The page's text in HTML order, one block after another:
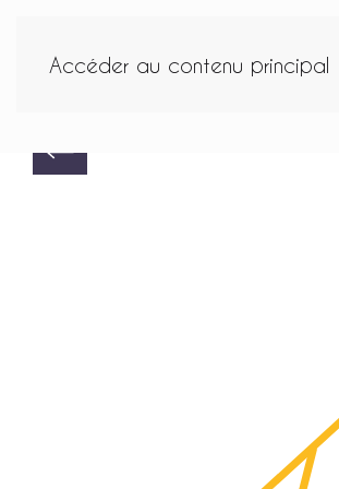
Accéder au contenu principal